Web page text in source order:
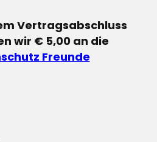
Vertragsabschluss
wir € 5,00 an die
Freunde